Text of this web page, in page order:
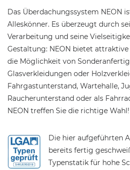
Das Überdachungssystem NEON
Alleskönner. Es überzeugt durch
Verarbeitung und seine
Gestaltung: NEON bietet
die Möglichkeit von
Glasverkleidungen oder
Fahrgastunterstand, Wartehalle,
Raucherunterstand oder als
NEON treffen Sie die richtige Wahl!
Die hier aufgeführten
bereits fertig
Typenstatik für hohe